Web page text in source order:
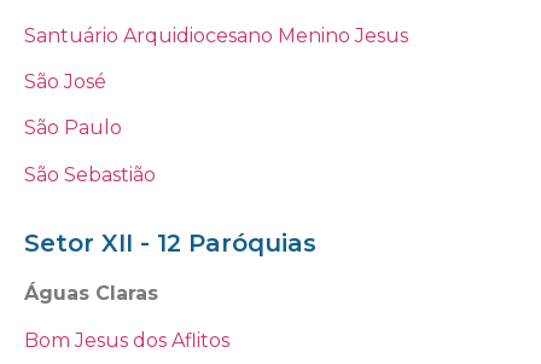
Santuário Arquidiocesano Menino Jesus
São José
São Paulo
São Sebastião
Setor XII - 12 Paróquias
Águas Claras
Bom Jesus dos Aflitos